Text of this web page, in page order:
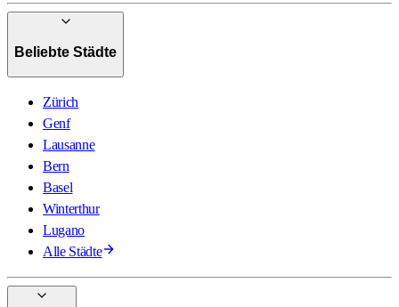
Beliebte Städte
Zürich
Genf
Lausanne
Bern
Basel
Winterthur
Lugano
Alle Städte